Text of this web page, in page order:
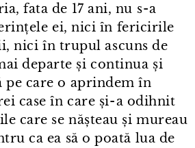
fata de 17 ani, nu s⁠-⁠a
ei, nici în fericirile
nici în trupul ascuns de
departe și continua și
pe care o aprindem în
case în care și⁠-⁠a odihnit
care se nășteau și mureau
ca ea să o poată lua de